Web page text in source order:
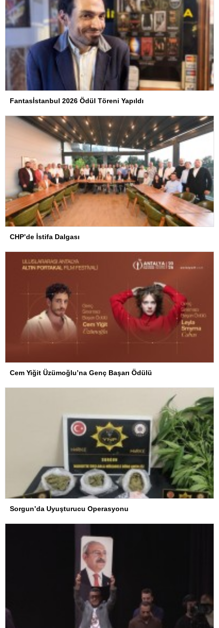
Fantasİstanbul 2026 Ödül Töreni Yapıldı
CHP’de İstifa Dalgası
Cem Yiğit Üzümoğlu’na Genç Başarı Ödülü
Sorgun’da Uyuşturucu Operasyonu